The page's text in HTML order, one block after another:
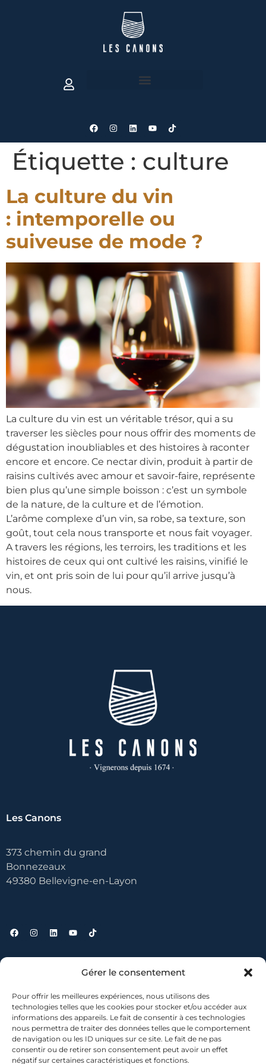
Gérer le consentement
Pour offrir les meilleures expériences, nous utilisons des
technologies telles que les cookies pour stocker et/ou accéder aux
informations des appareils. Le fait de consentir à ces technologies
nous permettra de traiter des données telles que le comportement
de navigation ou les ID uniques sur ce site. Le fait de ne pas
consentir ou de retirer son consentement peut avoir un effet
négatif sur certaines caractéristiques et fonctions.
Étiquette : culture
La culture du vin
: intemporelle ou
suiveuse de mode ?
La culture du vin est un véritable trésor, qui a su
traverser les siècles pour nous offrir des moments de
dégustation inoubliables et des histoires à raconter
encore et encore. Ce nectar divin, produit à partir de
raisins cultivés avec amour et savoir-faire, représente
bien plus qu’une simple boisson : c’est un symbole
de la nature, de la culture et de l’émotion.
L’arôme complexe d’un vin, sa robe, sa texture, son
goût, tout cela nous transporte et nous fait voyager.
A travers les régions, les terroirs, les traditions et les
histoires de ceux qui ont cultivé les raisins, vinifié le
vin, et ont pris soin de lui pour qu’il arrive jusqu’à
nous.
Les Canons
373 chemin du grand
Bonnezeaux
49380 Bellevigne-en-Layon
Contact
Où nous trouver ?
Mentions légales
Conditions générales de vente